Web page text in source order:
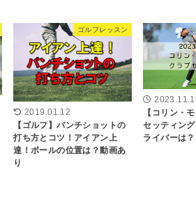
ゴルフレッスン
2019.01.12
【ゴルフ】パンチショットの
打ち方とコツ！アイアン上
達！ボールの位置は？動画あ
り
【コリン・
セッティン
ライバーは？